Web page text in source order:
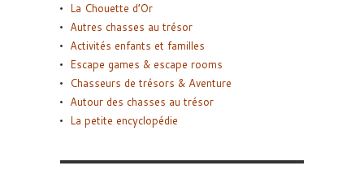
La Chouette d’Or
Autres chasses au trésor
Activités enfants et familles
Escape games & escape rooms
Chasseurs de trésors & Aventure
Autour des chasses au trésor
La petite encyclopédie